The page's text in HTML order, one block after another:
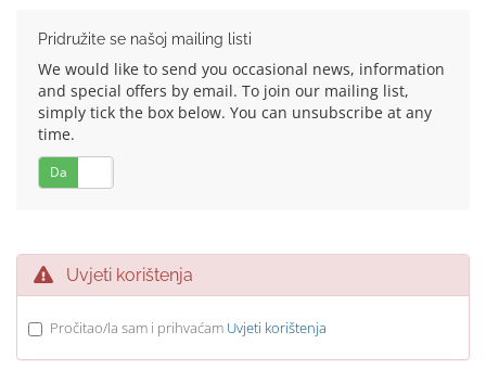
Pridružite se našoj mailing listi
We would like to send you occasional news, information
and special offers by email. To join our mailing list,
simply tick the box below. You can unsubscribe at any
time.
Da
Uvjeti korištenja
Pročitao/la sam i prihvaćam Uvjeti korištenja